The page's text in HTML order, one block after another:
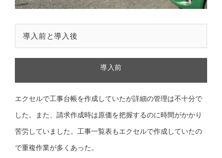
導入前と導入後
導入前
エクセルで工事台帳を作成していたが詳細の管理は不十分で
した。また、請求作成時は原価を把握するのに時間がかかり
苦労していました。工事一覧表もエクセルで作成していたの
で重複作業が多くあった。